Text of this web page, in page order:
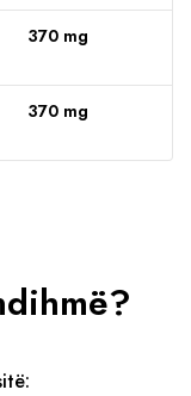
370 mg
370 mg